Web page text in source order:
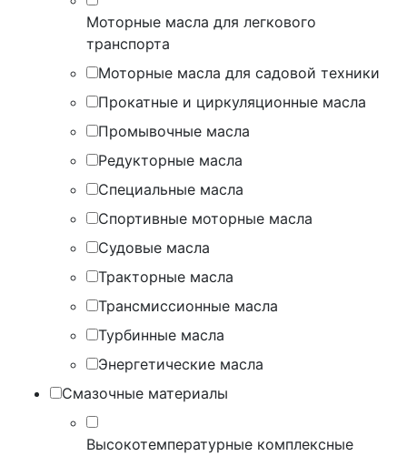
Моторные масла для легкового
транспорта
Моторные масла для садовой техники
Прокатные и циркуляционные масла
Промывочные масла
Редукторные масла
Специальные масла
Спортивные моторные масла
Судовые масла
Тракторные масла
Трансмиссионные масла
Турбинные масла
Энергетические масла
Смазочные материалы
Высокотемпературные комплексные